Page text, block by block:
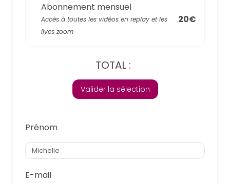
Abonnement mensuel
Accès à toutes les vidéos en replay et les
lives zoom
20€
TOTAL :
Valider la sélection
Prénom
E-mail